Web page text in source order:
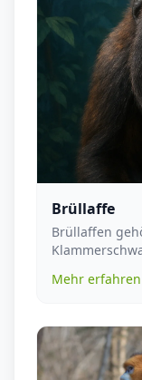
Brüllaffe
Brüllaffen
Mehr erfahren